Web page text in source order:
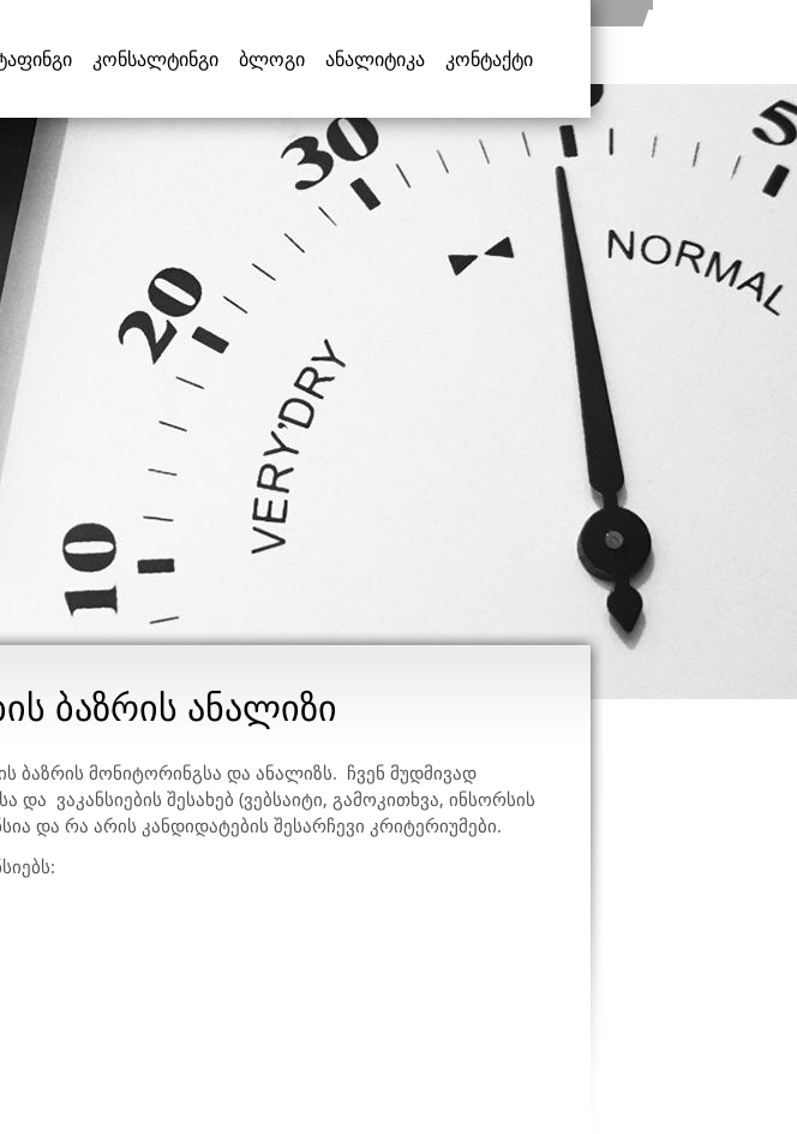
კონსალტინგი ბლოგი ანალიტიკა კონტაქტი
ბაზრის ანალიზი
ბაზრის მონიტორინგსა და ანალიზს. ჩვენ მუდმივად
ვაკანსიების შესახებ (ვებსაიტი, გამოკითხვა, ინსორსის
და რა არის კანდიდატების შესარჩევი კრიტერიუმები.